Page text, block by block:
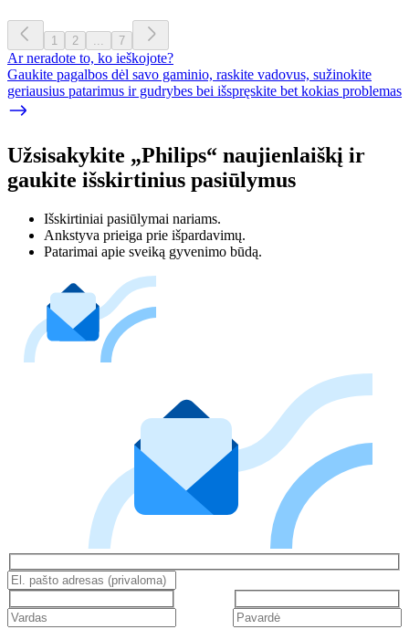
1 2 7
Ar neradote to, ko ieškojote?
Gaukite pagalbos dėl savo gaminio, raskite vadovus, sužinokite
geriausius patarimus ir gudrybes bei išspręskite bet kokias problemas
Užsisakykite „Philips“ naujienlaiškį ir
gaukite išskirtinius pasiūlymus
Išskirtiniai pasiūlymai nariams.
Ankstyva prieiga prie išpardavimų.
Patarimai apie sveiką gyvenimo būdą.